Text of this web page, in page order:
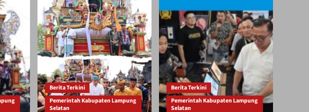
Berita Terkini
Pemerintah Kabupaten Lampung
Selatan
Berita Terkini
Pemerintah Kabupaten Lampung
Selatan